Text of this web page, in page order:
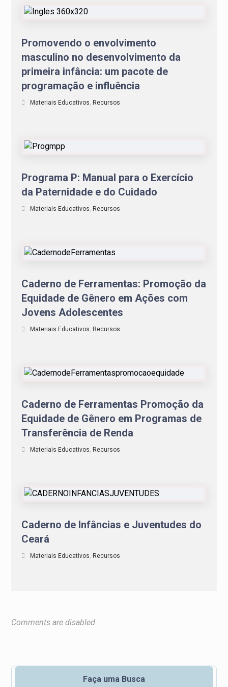
Promovendo o envolvimento
masculino no desenvolvimento da
primeira infância: um pacote de
programação e influência
Materiais Educativos, Recursos
Programa P: Manual para o Exercício
da Paternidade e do Cuidado
Materiais Educativos, Recursos
Caderno de Ferramentas: Promoção da
Equidade de Gênero em Ações com
Jovens Adolescentes
Materiais Educativos, Recursos
Caderno de Ferramentas Promoção da
Equidade de Gênero em Programas de
Transferência de Renda
Materiais Educativos, Recursos
Caderno de Infâncias e Juventudes do
Ceará
Materiais Educativos, Recursos
Comments are disabled
Faça uma Busca